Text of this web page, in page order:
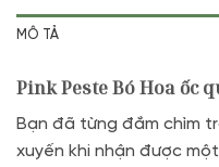
MÔ TẢ
Pink Peste Bó Hoa ốc
Bạn đã từng đắm chìm
xuyến khi nhận được